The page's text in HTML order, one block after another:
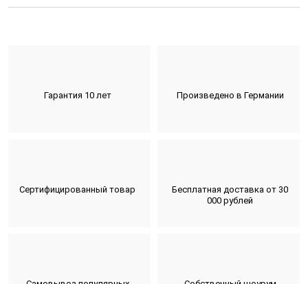
Гарантия 10 лет Произведено в Германии
Сертифицированный товар
Бесплатная доставка от 30
000 рублей